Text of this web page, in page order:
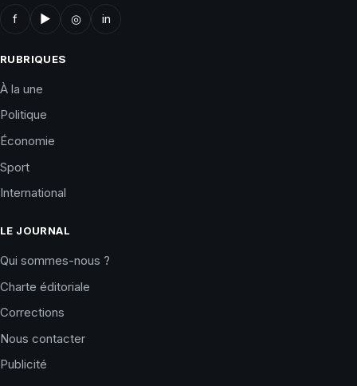
f ▶ ◎ in
RUBRIQUES
À la une
Politique
Économie
Sport
International
LE JOURNAL
Qui sommes-nous ?
Charte éditoriale
Corrections
Nous contacter
Publicité